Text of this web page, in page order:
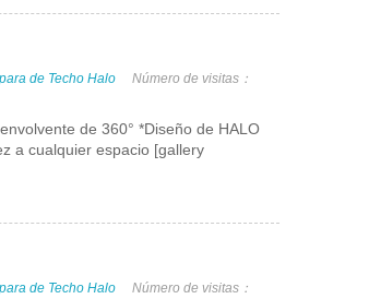
de Techo Halo
Número de visitas：
de 360° *Diseño de HALO
a cualquier espacio [gallery
de Techo Halo
Número de visitas：